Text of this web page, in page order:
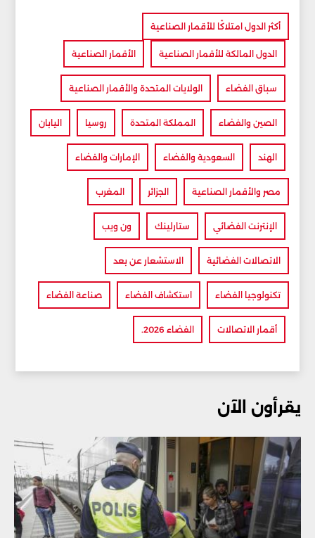
أكثر الدول امتلاكًا للأقمار الصناعية
الدول المالكة للأقمار الصناعية الأقمار الصناعية
سباق الفضاء الولايات المتحدة والأقمار الصناعية
الصين والفضاء المملكة المتحدة روسيا اليابان
الهند السعودية والفضاء الإمارات والفضاء
مصر والأقمار الصناعية الجزائر المغرب
الإنترنت الفضائي ستارلينك ون ويب
الاتصالات الفضائية الاستشعار عن بعد
تكنولوجيا الفضاء استكشاف الفضاء صناعة الفضاء
أقمار الاتصالات الفضاء 2026.
يقرأون الآن